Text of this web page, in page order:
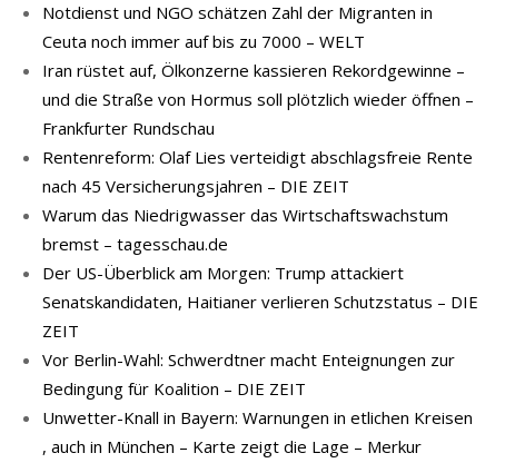
Notdienst und NGO schätzen Zahl der Migranten in
Ceuta noch immer auf bis zu 7000 – WELT
Iran rüstet auf, Ölkonzerne kassieren Rekordgewinne –
und die Straße von Hormus soll plötzlich wieder öffnen –
Frankfurter Rundschau
Rentenreform: Olaf Lies verteidigt abschlagsfreie Rente
nach 45 Versicherungsjahren – DIE ZEIT
Warum das Niedrigwasser das Wirtschaftswachstum
bremst – tagesschau.de
Der US-Überblick am Morgen: Trump attackiert
Senatskandidaten, Haitianer verlieren Schutzstatus – DIE
ZEIT
Vor Berlin-Wahl: Schwerdtner macht Enteignungen zur
Bedingung für Koalition – DIE ZEIT
Unwetter-Knall in Bayern: Warnungen in etlichen Kreisen
, auch in München – Karte zeigt die Lage – Merkur